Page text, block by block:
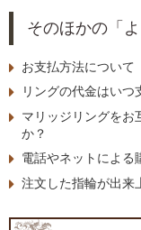
そのほかの「
お支払方法について
リングの代金はいつ
マリッジリングをお
か？
電話やネットによる
注文した指輪が出来